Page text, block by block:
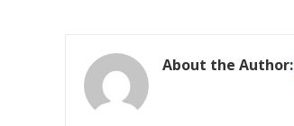
About the Author: